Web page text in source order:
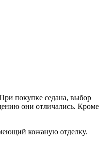
покупке седана, выбор
они отличались. Кроме
кожаную отделку.